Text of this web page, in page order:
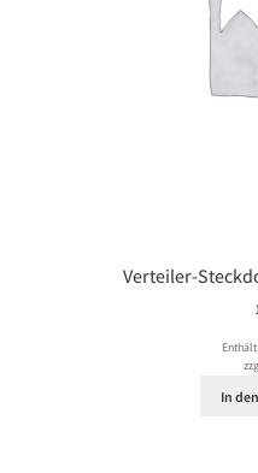
Verteiler-
Enthält
In